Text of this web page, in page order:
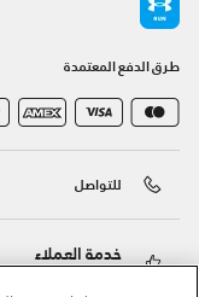
طرق الدفع المعتمدة
للتواصل
خدمة العملاء